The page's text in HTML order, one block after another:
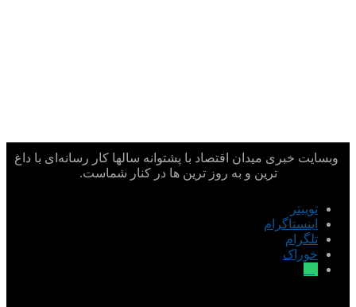
وبسایت خبری میدان اقتصاد با پشتوانه سالها کار رسانه‌ای با داغ
ترین و به روز ترین ها در کنار شماست.
توییتر
اینستاگرام
تلگرام
خوراک